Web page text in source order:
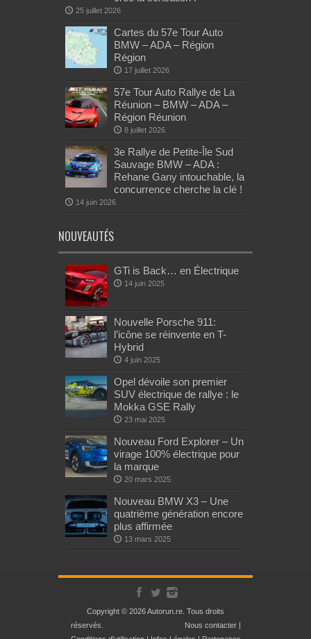
25 juillet 2026
Cartes du 57e Tour Auto
BMW – ADA – Région
Région
17 juillet 2026
57e Tour Auto Rallye de La
Réunion – BMW – ADA –
Région Réunion
8 juillet 2026
3e Rallye de Petite-Île Sud
Sauvage BMW – ADA :
Rehane Gany intouchable, la
concurrence cherche la clé !
14 juin 2026
NOUVEAUTÉS
GTi is Back… en Électrique
14 juin 2025
Nouvelle Porsche 911:
l’icône se réinvente en T-
Hybrid
4 juin 2025
Opel dévoile son premier
SUV électrique de rallye : le
Mokka GSE Rally
23 mai 2025
Nouveau Ford Explorer – Un
virage 100% électrique pour
la marque
20 mars 2025
Nouveau BMW X3 – Une
quatrième génération encore
plus affirmée
13 mars 2025
Copyright © 2026 Autorun.re. Tous droits
réservés.
Nous contacter|